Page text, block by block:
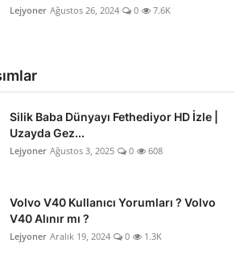
Lejyoner Ağustos 26, 2024 0 7.6K
Silik Baba Dünyayı Fethediyor HD İzle |
Uzayda Gez...
Lejyoner Ağustos 3, 2025 0 608
Volvo V40 Kullanıcı Yorumları ? Volvo
V40 Alınır mı ?
Lejyoner Aralık 19, 2024 0 1.3K